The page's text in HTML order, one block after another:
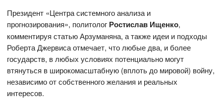
Президент «Центра системного анализа и
прогнозирования», политолог Ростислав Ищенко,
комментируя статью Арзуманяна, а также идеи и подходы
Роберта Джервиса отмечает, что любые два, и более
государств, в любых условиях потенциально могут
втянуться в широкомасштабную (вплоть до мировой) войну,
независимо от собственного желания и реальных
интересов.